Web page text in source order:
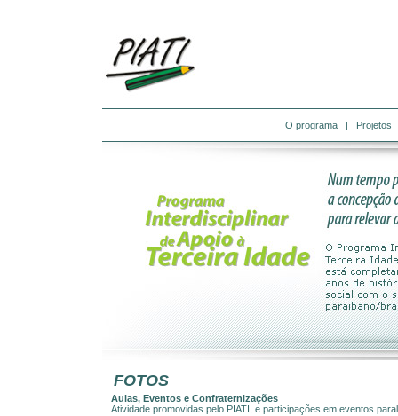
O programa | Projetos
FOTOS
Aulas, Eventos e Confraternizações
Atividade promovidas pelo PIATI, e participações em eventos